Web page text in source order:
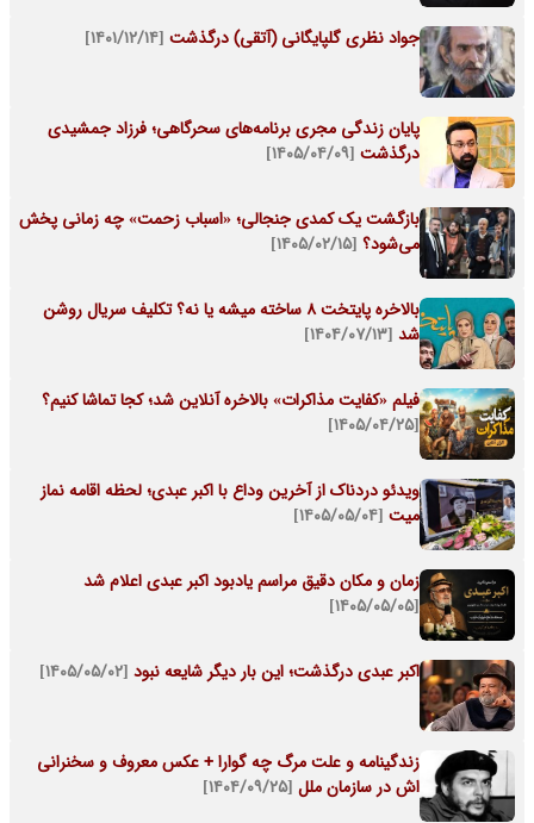
جواد نظری گلپایگانی (آتقی) درگذشت [۱۴۰۱/۱۲/۱۴]
پایان زندگی مجری برنامه‌های سحرگاهی؛ فرزاد جمشیدی
درگذشت [۱۴۰۵/۰۴/۰۹]
بازگشت یک کمدی جنجالی؛ «اسباب زحمت» چه زمانی پخش
می‌شود؟ [۱۴۰۵/۰۲/۱۵]
بالاخره پایتخت 8 ساخته میشه یا نه؟ تکلیف سریال روشن
شد [۱۴۰۴/۰۷/۱۳]
فیلم «کفایت مذاکرات» بالاخره آنلاین شد؛ کجا تماشا کنیم؟
[۱۴۰۵/۰۴/۲۵]
ویدئو دردناک از آخرین وداع با اکبر عبدی؛ لحظه اقامه نماز
میت [۱۴۰۵/۰۵/۰۴]
زمان و مکان دقیق مراسم یادبود اکبر عبدی اعلام شد
[۱۴۰۵/۰۵/۰۵]
اکبر عبدی درگذشت؛ این بار دیگر شایعه نبود [۱۴۰۵/۰۵/۰۲]
زندگینامه و علت مرگ چه گوارا + عکس معروف و سخنرانی
اش در سازمان ملل [۱۴۰۴/۰۹/۲۵]